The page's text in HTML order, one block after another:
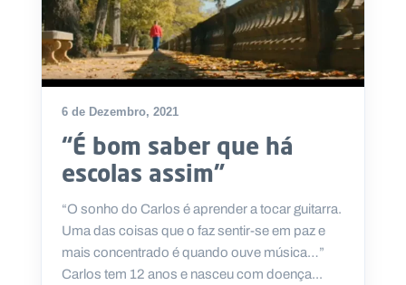
6 de Dezembro, 2021
“É bom saber que há
escolas assim”
“O sonho do Carlos é aprender a tocar guitarra.
Uma das coisas que o faz sentir-se em paz e
mais concentrado é quando ouve música…”
Carlos tem 12 anos e nasceu com doença...